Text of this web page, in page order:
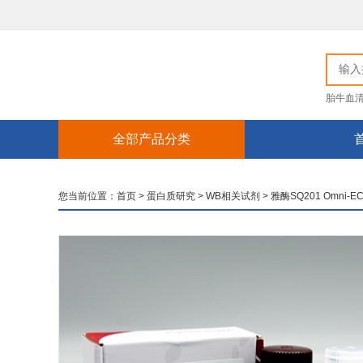
胎牛血
全部产品分类
您当前位置： 首页 > 蛋白质研究 > WB相关试剂 > 雅酶SQ201 Omni-